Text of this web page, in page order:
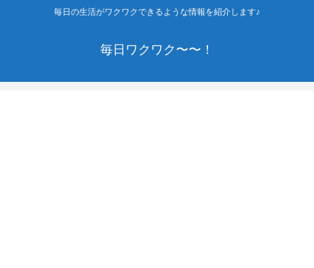
毎日の生活がワクワクできるような情報を紹介します♪
毎日ワクワク〜〜！